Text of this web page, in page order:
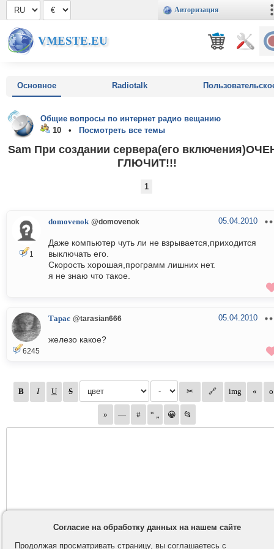
Авторизация
VMESTE.EU
Основное Radiotalk
Общие вопросы по интернет радио вещанию
10 •
Посмотреть все темы
Sam При создании сервера(его
ГЛЮЧИТ!!!
1
1
domovenok @domovenok 05.04.2010
Даже компьютер чуть ли не взрывается,приходится
выключать его.
Скорость хорошая,программ лишних нет.
я не знаю что такое.
6245
Тарас @tarasian666 05.04.2010
железо какое?
Согласие на обработку данных на нашем сайте
Продолжая просматривать страницу, вы соглашаетесь с